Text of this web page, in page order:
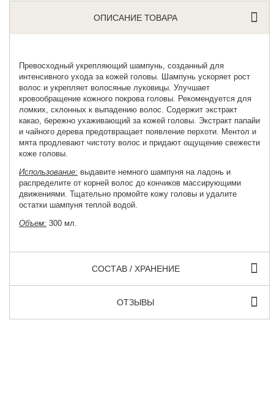
ОПИСАНИЕ ТОВАРА
Превосходныйукрепляющий шампунь , созданный для
интенсивного ухода за кожей головы. Шампунь ускоряет рост
волос и укрепляет волосяные луковицы. Улучшает
кровообращение кожного покрова головы. Рекомендуется для
ломких, склонных к выпадению волос. Содержит экстракт
какао, бережно ухаживающий за кожей головы. Экстракт папайи
и чайного дерева предотвращает появление перхоти. Ментол и
мята продлевают чистоту волос и придают ощущение свежести
коже головы.
Использование: выдавите немного шампуня на ладонь и
распределите от корней волос до кончиков массирующими
движениями. Тщательно промойте кожу головы и удалите
остатки шампуня теплой водой.
Объем: 300 мл.
СОСТАВ / ХРАНЕНИЕ
ОТЗЫВЫ